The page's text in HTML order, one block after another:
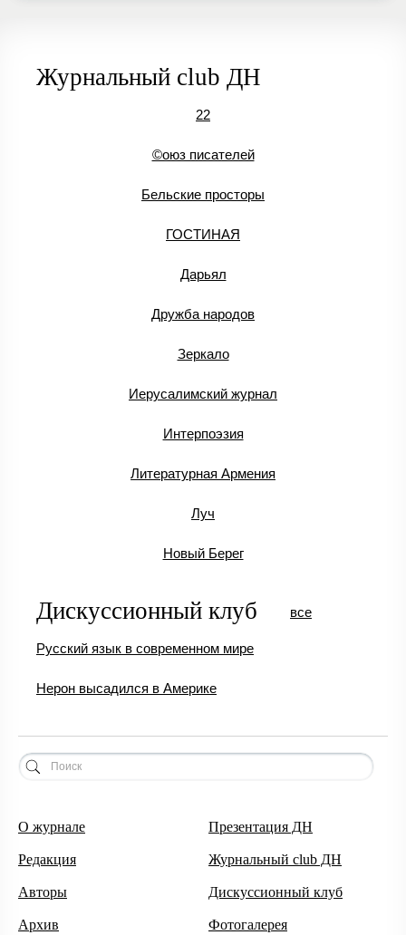
Журнальный club ДН
22
©оюз писателей
Бельские просторы
ГОСТИНАЯ
Дарьял
Дружба народов
Зеркало
Иерусалимский журнал
Интерпоэзия
Литературная Армения
Луч
Новый Берег
Дискуссионный клуб
Русский язык в современном мире
Нерон высадился в Америке
все
О журнале
Редакция
Авторы
Архив
Презентация ДН
Журнальный club ДН
Дискуссионный клуб
Фотогалерея